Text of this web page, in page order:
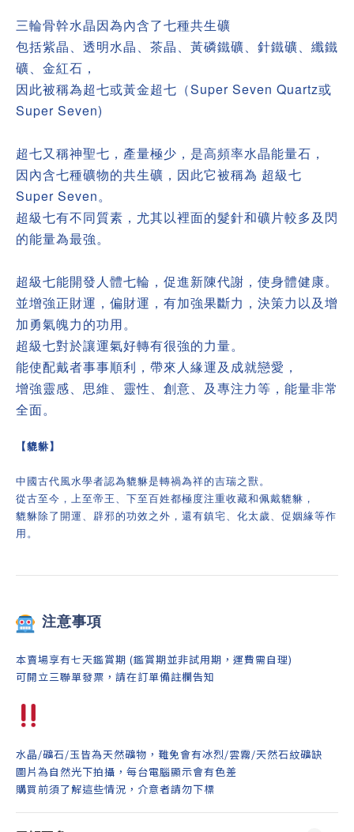
三輪骨幹水晶因為內含了七種共生礦
包括紫晶、透明水晶、茶晶、黃磷鐵礦、針鐵礦、纖鐵
礦、金紅石，
因此被稱為超七或黃金超七（Super Seven Quartz或
Super Seven)
超七又稱神聖七，產量極少，是高頻率水晶能量石，
因內含七種礦物的共生礦，因此它被稱為 超級七
Super Seven。
超級七有不同質素，尤其以裡面的髮針和礦片較多及閃
的能量為最強。
超級七能開發人體七輪，促進新陳代謝，使身體健康。
並增強正財運，偏財運，有加強果斷力，決策力以及增
加勇氣魄力的功用。
超級七對於讓運氣好轉有很強的力量。
能使配戴者事事順利，帶來人緣運及成就戀愛，
增強靈感、思維、靈性、創意、及專注力等，能量非常
全面。
【貔貅】
中國古代風水學者認為貔貅是轉禍為祥的吉瑞之獸。
從古至今，上至帝王、下至百姓都極度注重收藏和佩戴貔貅，
貔貅除了開運、辟邪的功效之外，還有鎮宅、化太歲、促姻緣等作
用。
注意事項
本賣場享有七天鑑賞期 (鑑賞期並非試用期，運費需自理)
可開立三聯單發票，請在訂單備註欄告知
水晶/礦石/玉皆為天然礦物，難免會有冰烈/雲霧/天然石紋礦缺
圖片為自然光下拍攝，每台電腦顯示會有色差
購買前須了解這些情況，介意者請勿下標